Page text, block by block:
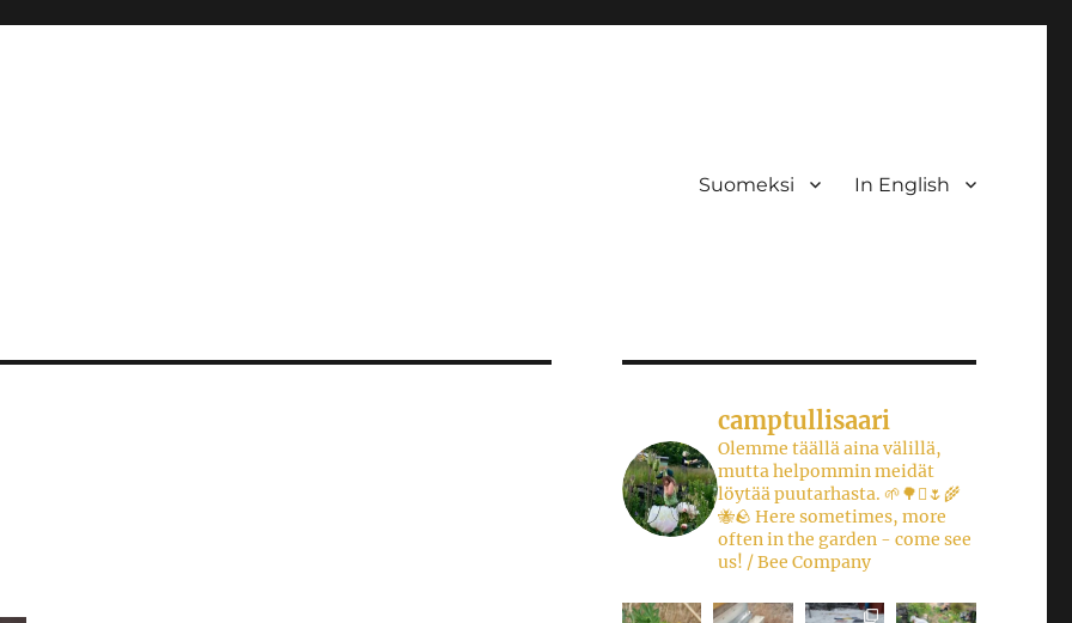
Suomeksi In English
camptullisaari
Olemme täällä aina välillä,
mutta helpommin meidät
löytää puutarhasta. 🌱🌳🪾🌷🌾
🐝🪨 Here sometimes, more
often in the garden - come see
us! / Bee Company